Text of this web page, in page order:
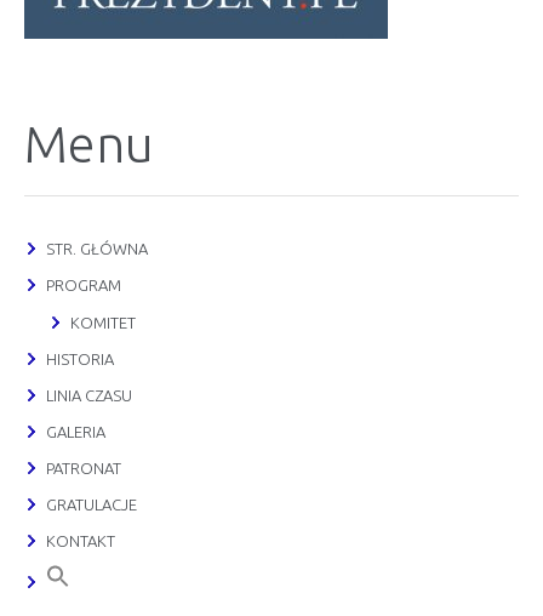
Menu
STR. GŁÓWNA
PROGRAM
KOMITET
HISTORIA
LINIA CZASU
GALERIA
PATRONAT
GRATULACJE
KONTAKT